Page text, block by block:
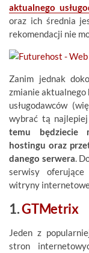
aktualnego
oraz ich średnia
rekomendacji nie
Zanim jednak
zmianie
usługodawców
wybrać tą
temu będziecie
hostingu oraz
danego serwera.
serwisy
witryny
1.GTMetrix
Jeden z
stron